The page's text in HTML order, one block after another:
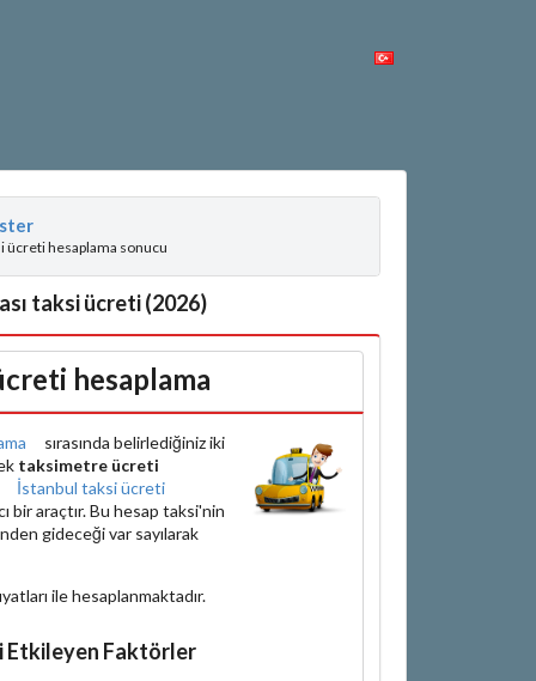
ücreti hesaplama sonucu
taksi ücreti (2026)
hesaplama
sırasında belirlediğiniz iki
taksimetre ücreti
İstanbul taksi ücreti
bir araçtır. Bu hesap taksi'nin
gideceği var sayılarak
ile hesaplanmaktadır.
Etkileyen Faktörler